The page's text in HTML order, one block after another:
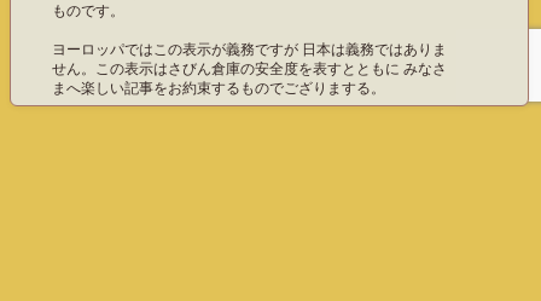
ものです。
ヨーロッパではこの表示が義務ですが 日本は義務ではありま
せん。この表示はさびん倉庫の安全度を表すとともに みなさ
まへ楽しい記事をお約束するものでござりまする。